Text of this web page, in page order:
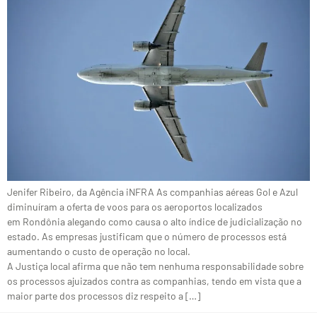
Jenifer Ribeiro, da Agência iNFRA As companhias aéreas Gol e Azul
diminuíram a oferta de voos para os aeroportos localizados
em Rondônia alegando como causa o alto índice de judicialização no
estado. As empresas justificam que o número de processos está
aumentando o custo de operação no local.
A Justiça local afirma que não tem nenhuma responsabilidade sobre
os processos ajuizados contra as companhias, tendo em vista que a
maior parte dos processos diz respeito a […]